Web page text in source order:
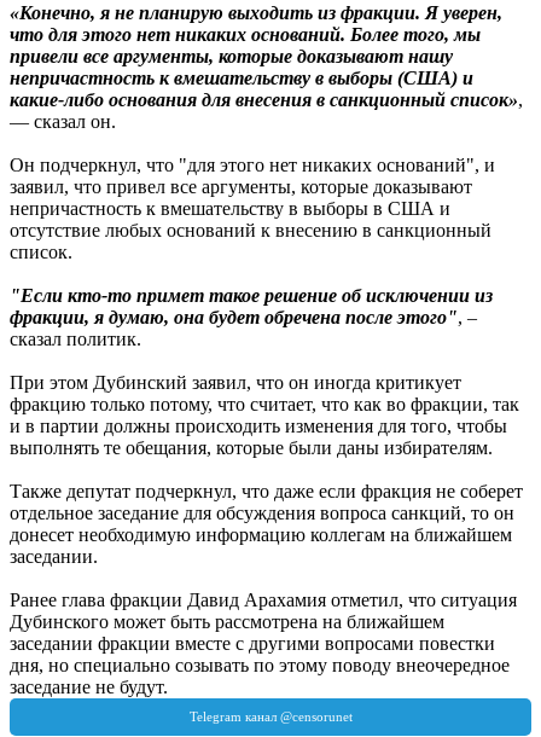
«Конечно, я не планирую выходить из фракции. Я уверен,
что для этого нет никаких оснований. Более того, мы
привели все аргументы, которые доказывают нашу
непричастность к вмешательству в выборы (США) и
какие-либо основания для внесения в санкционный список»,
— сказал он.
Он подчеркнул, что "для этого нет никаких оснований", и
заявил, что привел все аргументы, которые доказывают
непричастность к вмешательству в выборы в США и
отсутствие любых оснований к внесению в санкционный
список.
"Если кто-то примет такое решение об исключении из
фракции, я думаю, она будет обречена после этого", –
сказал политик.
При этом Дубинский заявил, что он иногда критикует
фракцию только потому, что считает, что как во фракции, так
и в партии должны происходить изменения для того, чтобы
выполнять те обещания, которые были даны избирателям.
Также депутат подчеркнул, что даже если фракция не соберет
отдельное заседание для обсуждения вопроса санкций, то он
донесет необходимую информацию коллегам на ближайшем
заседании.
Ранее глава фракции Давид Арахамия отметил, что ситуация
Дубинского может быть рассмотрена на ближайшем
заседании фракции вместе с другими вопросами повестки
дня, но специально созывать по этому поводу внеочередное
заседание не будут.